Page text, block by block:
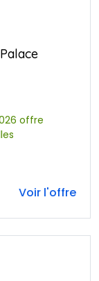
offre
Voir l'offre